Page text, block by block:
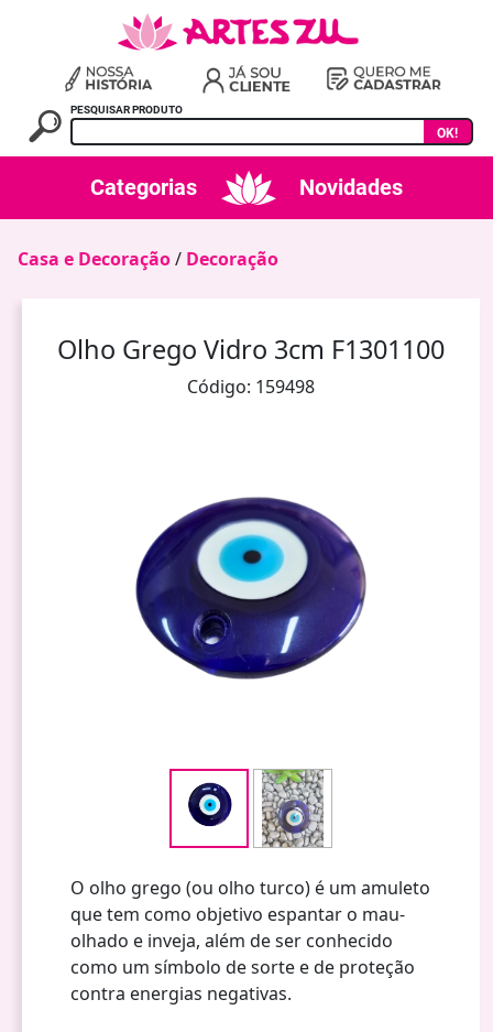
PESQUISAR PRODUTO
OK!
Categorias Novidades
Casa e Decoração/ Decoração
Olho Grego Vidro 3cm F1301100
Código: 159498
O olho grego (ou olho turco) é um amuleto
que tem como objetivo espantar o mau-
olhado e inveja, além de ser conhecido
como um símbolo de sorte e de proteção
contra energias negativas.